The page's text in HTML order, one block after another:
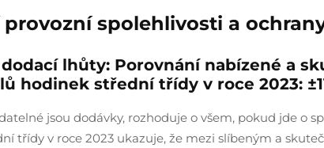
provozní spolehlivosti a
lhůty: Porovnání nabízené a
hodinek střední třídy v roce 2023:
jsou dodávky, rozhoduje o všem, pokud jde o
třídy v roce 2023 ukazuje, že mezi slíbeným a